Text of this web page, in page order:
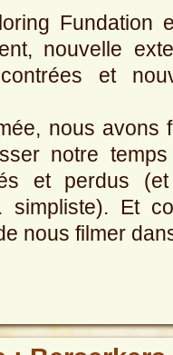
Fundation
nouvelle
et
nous avons
notre
et perdus
simpliste). Et
nous filmer